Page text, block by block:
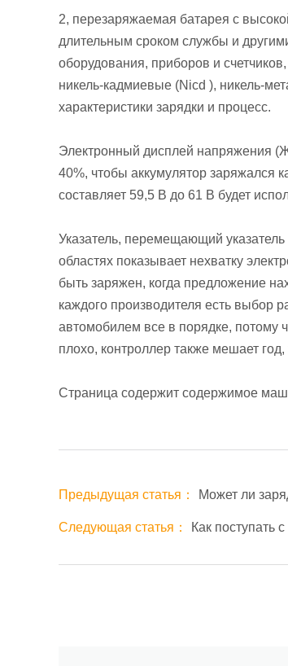
2, перезаряжаемая батарея с
длительным сроком службы и
оборудования, приборов и
никель-кадмиевые (Nicd ), никель-
характеристики зарядки и процесс.
Электронный дисплей напряжения
40%, чтобы аккумулятор заряжался
составляет 59,5 В до 61 В будет
Указатель, перемещающий указатель
областях показывает нехватку
быть заряжен, когда предложение
каждого производителя есть выбор
автомобилем все в порядке, потому
плохо, контроллер также мешает
Страница содержит содержимое
Предыдущая статья： Может ли
Следующая статья： Как поступать